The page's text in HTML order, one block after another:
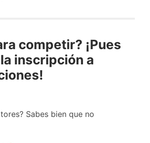
competir? ¡Pues
inscripción a
Sabes bien que no